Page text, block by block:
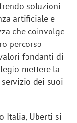
soluzioni
artificiale e
che coinvolge
percorso
fondanti di
mettere la
dei suoi
Italia, Uberti si